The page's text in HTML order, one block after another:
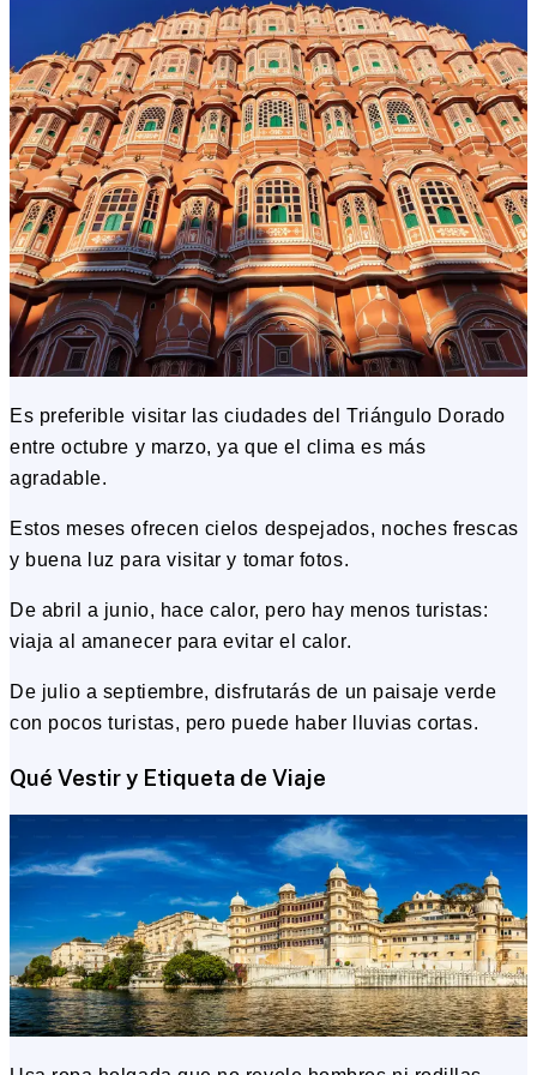
Es preferible visitar las ciudades del Triángulo Dorado
entre octubre y marzo, ya que el clima es más
agradable.
Estos meses ofrecen cielos despejados, noches frescas
y buena luz para visitar y tomar fotos.
De abril a junio, hace calor, pero hay menos turistas:
viaja al amanecer para evitar el calor.
De julio a septiembre, disfrutarás de un paisaje verde
con pocos turistas, pero puede haber lluvias cortas.
Qué Vestir y Etiqueta de Viaje